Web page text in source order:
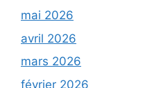
mai 2026
avril 2026
mars 2026
février 2026